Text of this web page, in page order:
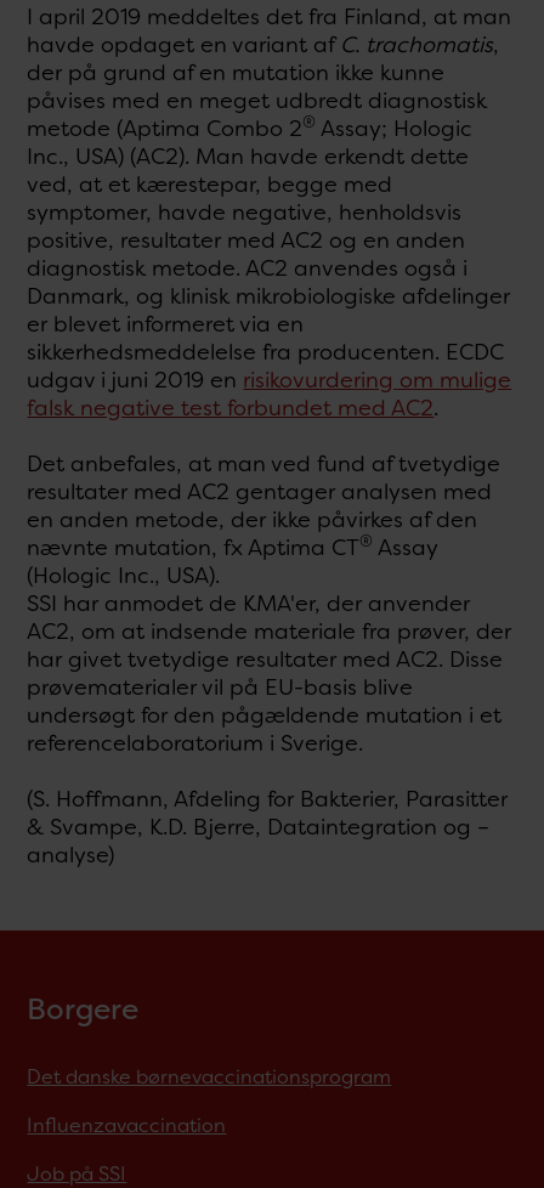
I april 2019 meddeltes det fra Finland, at man
havde opdaget en variant af C. trachomatis,
der på grund af en mutation ikke kunne
påvises med en meget udbredt diagnostisk
metode (Aptima Combo 2® Assay; Hologic
Inc., USA) (AC2). Man havde erkendt dette
ved, at et kærestepar, begge med
symptomer, havde negative, henholdsvis
positive, resultater med AC2 og en anden
diagnostisk metode. AC2 anvendes også i
Danmark, og klinisk mikrobiologiske afdelinger
er blevet informeret via en
sikkerhedsmeddelelse fra producenten. ECDC
udgav i juni 2019 en risikovurdering om mulige
falsk negative test forbundet med AC2.
Det anbefales, at man ved fund af tvetydige
resultater med AC2 gentager analysen med
en anden metode, der ikke påvirkes af den
nævnte mutation, fx Aptima CT® Assay
(Hologic Inc., USA).
SSI har anmodet de KMA'er, der anvender
AC2, om at indsende materiale fra prøver, der
har givet tvetydige resultater med AC2. Disse
prøvematerialer vil på EU-basis blive
undersøgt for den pågældende mutation i et
referencelaboratorium i Sverige.
(S. Hoffmann, Afdeling for Bakterier, Parasitter
& Svampe, K.D. Bjerre, Dataintegration og –
analyse)
Borgere
Det danske børnevaccinationsprogram
Influenzavaccination
Job på SSI